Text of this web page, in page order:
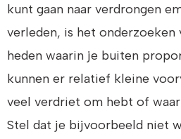
kunt gaan naar verdrongen
verleden, is het onderzoeken
heden waarin je buiten
kunnen er relatief kleine
veel verdriet om hebt of
Stel dat je bijvoorbeeld niet